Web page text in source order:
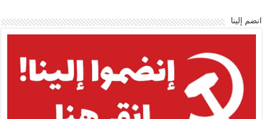
انضم إلينا